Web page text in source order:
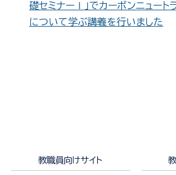
礎セミナーⅠ」でカーボンニュート
について学ぶ講義を行いました
教職員向けサイト